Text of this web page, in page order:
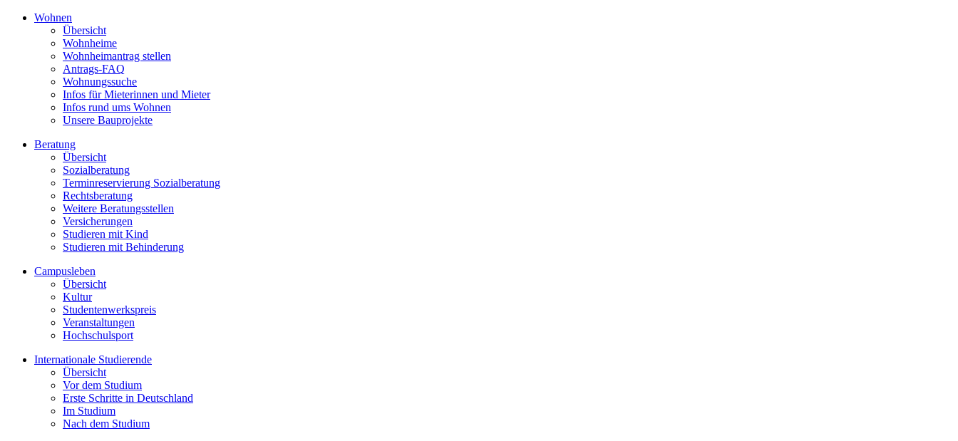
Wohnen
Übersicht
Wohnheime
Wohnheimantrag stellen
Antrags-FAQ
Wohnungssuche
Infos für Mieterinnen und Mieter
Infos rund ums Wohnen
Unsere Bauprojekte
Beratung
Übersicht
Sozialberatung
Terminreservierung Sozialberatung
Rechtsberatung
Weitere Beratungsstellen
Versicherungen
Studieren mit Kind
Studieren mit Behinderung
Campusleben
Übersicht
Kultur
Studentenwerkspreis
Veranstaltungen
Hochschulsport
Internationale Studierende
Übersicht
Vor dem Studium
Erste Schritte in Deutschland
Im Studium
Nach dem Studium